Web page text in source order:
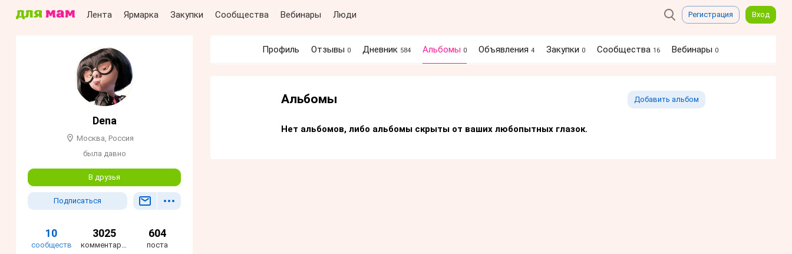
Лента Ярмарка Закупки Сообщества Вебинары Люди Регистрация Вход
Dena
Москва, Россия
была давно
В друзья
Подписаться
10
сообществ
3025
комментариев
604
поста
Профиль Отзывы 0 Дневник 584 Альбомы 0 Объявления 4 Закупки 0 Сообщества 16 Вебинары 0
Альбомы Добавить альбом
Нет альбомов, либо альбомы скрыты от ваших любопытных глазок.